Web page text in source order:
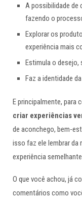
A possibilidade de
fazendo o
Explorar os
experiência mais
Estimula o desejo,
Faz a identidade
E principalmente, para
criar experiências
de aconchego, bem-
isso faz ele lembrar da
experiência
O que você achou, já
comentários como